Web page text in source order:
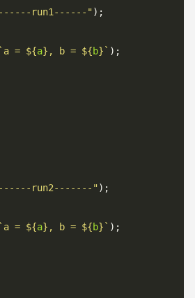
run1------");
` a = ${a} , b = ${b} ` );
run2-------");
` a = ${a} , b = ${b} ` );